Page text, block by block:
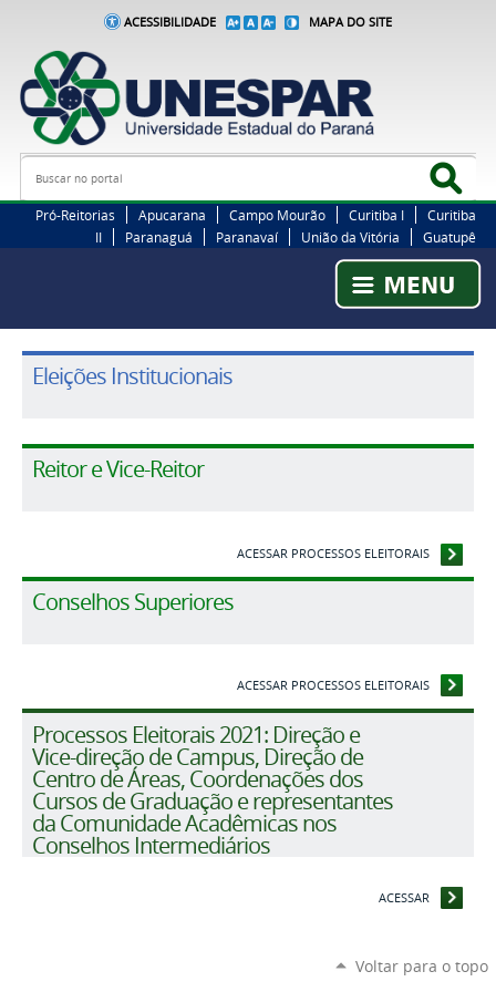
ACESSIBILIDADE MAPA DO SITE
Busca
Pró-Reitorias Apucarana Campo Mourão Curitiba I
Curitiba
II
Paranaguá Paranavaí União da Vitória Guatupê
Eleições Institucionais
Reitor e Vice-Reitor
ACESSAR PROCESSOS ELEITORAIS
Conselhos Superiores
ACESSAR PROCESSOS ELEITORAIS
Processos Eleitorais 2021: Direção e
Vice-direção de Campus, Direção de
Centro de Áreas, Coordenações dos
Cursos de Graduação e representantes
da Comunidade Acadêmicas nos
Conselhos Intermediários
ACESSAR
Voltar para o topo